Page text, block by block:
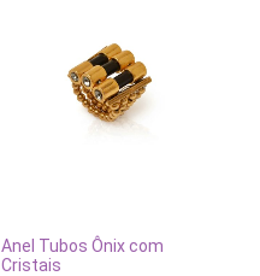
VER OPÇÕES
tem
várias
Anel Tubos Ônix com
Cristais